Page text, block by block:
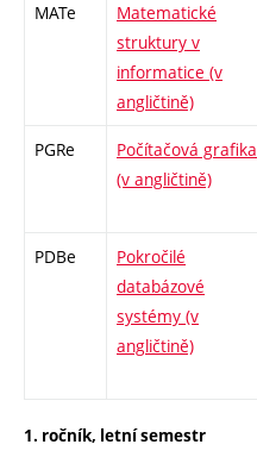
MATe
Matematické
struktury v
informatice (v
angličtině)
PGRe
Počítačová grafika
(v angličtině)
PDBe
Pokročilé
databázové
systémy (v
angličtině)
1. ročník, letní semestr